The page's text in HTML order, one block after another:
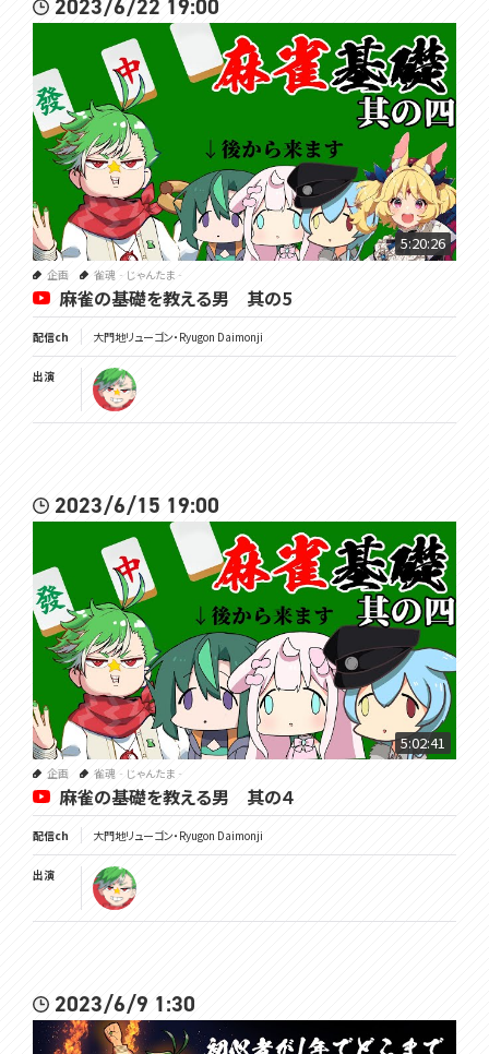
2023/6/22 19:00
5:20:26
企画 雀魂‐じゃんたま‐
麻雀の基礎を教える男 其の5
配信ch 大門地リューゴン・Ryugon Daimonji
出演
2023/6/15 19:00
5:02:41
企画 雀魂‐じゃんたま‐
麻雀の基礎を教える男 其の４
配信ch 大門地リューゴン・Ryugon Daimonji
出演
2023/6/9 1:30